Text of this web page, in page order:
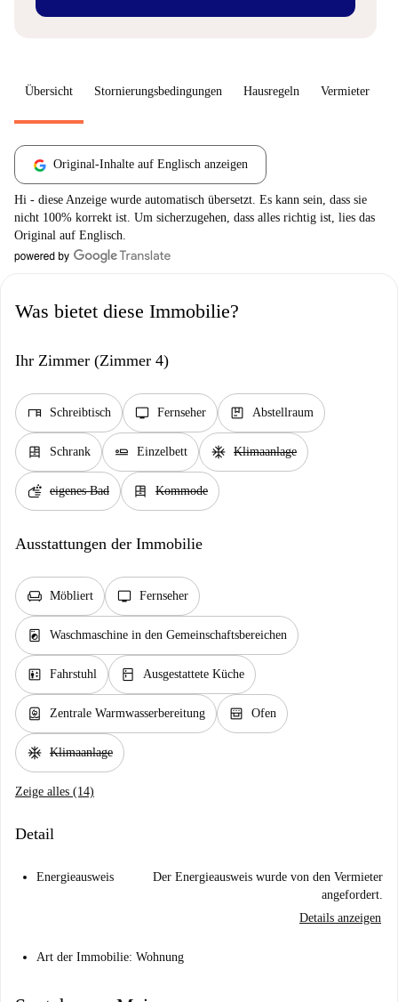
Übersicht Stornierungsbedingungen Hausregeln Vermieter
Original-Inhalte auf Englisch anzeigen
Hi - diese Anzeige wurde automatisch übersetzt. Es kann sein, dass sie
nicht 100% korrekt ist. Um sicherzugehen, dass alles richtig ist, lies das
Original auf Englisch.
Was bietet diese Immobilie?
Ihr Zimmer (Zimmer 4)
desk Schreibtisch tv Fernseher package Abstellraum
dresser Schrank airline_seat_flat Einzelbett ac_unit Klimaanlage
soap eigenes Bad dresser Kommode
Ausstattungen der Immobilie
chair Möbliert tv Fernseher
local_laundry_service Waschmaschine in den Gemeinschaftsbereichen
elevator Fahrstuhl kitchen Ausgestattete Küche
water_heater Zentrale Warmwasserbereitung oven_gen Ofen
ac_unit Klimaanlage
Zeige alles (14)
Detail
Energieausweis
Der Energieausweis wurde von den Vermieter
angefordert.
Details anzeigen
Art der Immobilie: Wohnung